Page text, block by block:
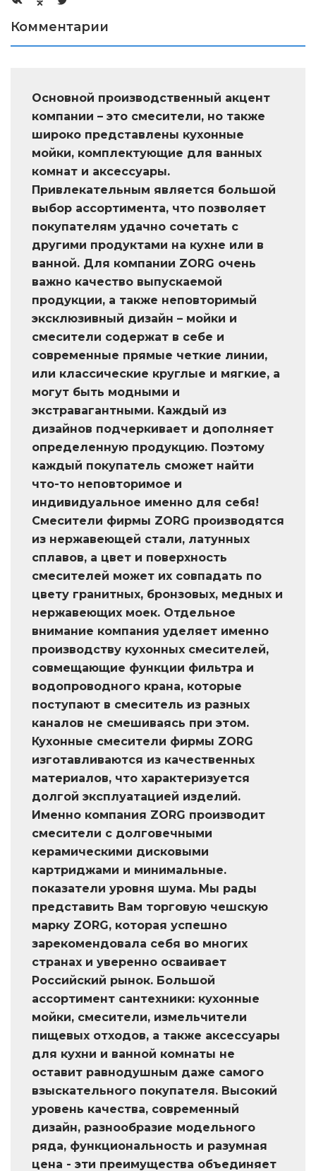
Комментарии
Основной производственный акцент
компании – это смесители, но также
широко представлены кухонные
мойки, комплектующие для ванных
комнат и аксессуары.
Привлекательным является большой
выбор ассортимента, что позволяет
покупателям удачно сочетать с
другими продуктами на кухне или в
ванной. Для компании ZORG очень
важно качество выпускаемой
продукции, а также неповторимый
эксклюзивный дизайн – мойки и
смесители содержат в себе и
современные прямые четкие линии,
или классические круглые и мягкие, а
могут быть модными и
экстравагантными. Каждый из
дизайнов подчеркивает и дополняет
определенную продукцию. Поэтому
каждый покупатель сможет найти
что-то неповторимое и
индивидуальное именно для себя!
Смесители фирмы ZORG производятся
из нержавеющей стали, латунных
сплавов, а цвет и поверхность
смесителей может их совпадать по
цвету гранитных, бронзовых, медных и
нержавеющих моек. Отдельное
внимание компания уделяет именно
производству кухонных смесителей,
совмещающие функции фильтра и
водопроводного крана, которые
поступают в смеситель из разных
каналов не смешиваясь при этом.
Кухонные смесители фирмы ZORG
изготавливаются из качественных
материалов, что характеризуется
долгой эксплуатацией изделий.
Именно компания ZORG производит
смесители с долговечными
керамическими дисковыми
картриджами и минимальные.
показатели уровня шума. Мы рады
представить Вам торговую чешскую
марку ZORG, которая успешно
зарекомендовала себя во многих
странах и уверенно осваивает
Российский рынок. Большой
ассортимент сантехники: кухонные
мойки, смесители, измельчители
пищевых отходов, а также аксессуары
для кухни и ванной комнаты не
оставит равнодушным даже самого
взыскательного покупателя. Высокий
уровень качества, современный
дизайн, разнообразие модельного
ряда, функциональность и разумная
цена - эти преимущества объединяет